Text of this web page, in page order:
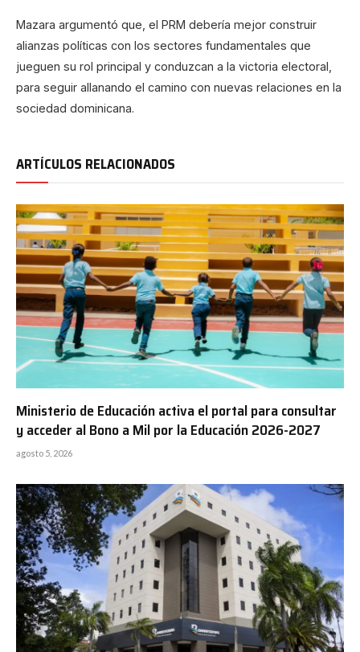
Mazara argumentó que, el PRM debería mejor construir
alianzas políticas con los sectores fundamentales que
jueguen su rol principal y conduzcan a la victoria electoral,
para seguir allanando el camino con nuevas relaciones en la
sociedad dominicana.
ARTÍCULOS RELACIONADOS
Ministerio de Educación activa el portal para consultar
y acceder al Bono a Mil por la Educación 2026-2027
agosto 5, 2026